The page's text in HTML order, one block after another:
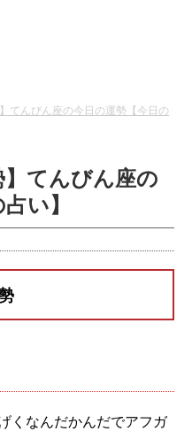
てんびん座の今日の運勢【今日の
】てんびん座の
い】
くなんだかんだでアフガ